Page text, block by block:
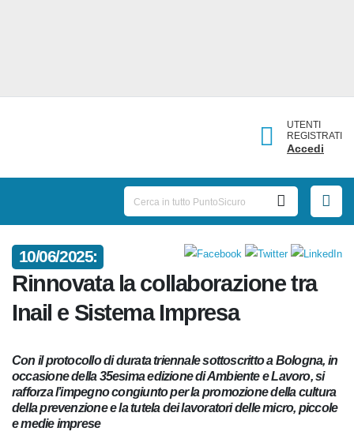
UTENTI
REGISTRATI
Accedi
10/06/2025:
Rinnovata la collaborazione tra
Inail e Sistema Impresa
Con il protocollo di durata triennale sottoscritto a Bologna,
in occasione della 35esima edizione di Ambiente e Lavoro,
si rafforza l’impegno congiunto per la promozione della
cultura della prevenzione e la tutela dei lavoratori delle
micro, piccole e medie imprese